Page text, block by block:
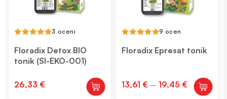
out of 5
3 oceni
Floradix Detox BIO
tonik (SI-EKO-001)
26,33 €
out of 5
9 ocen
Floradix Epresat tonik
13,61 € – 19,45 € Cenovni
razpon:
Ta